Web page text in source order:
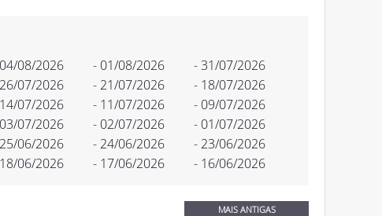
08/2026 - 01/08/2026
- 31/07/2026
07/2026 - 21/07/2026
- 18/07/2026
07/2026 - 11/07/2026
- 09/07/2026
07/2026 - 02/07/2026
- 01/07/2026
06/2026 - 24/06/2026
- 23/06/2026
06/2026 - 17/06/2026 - 16/06/2026
MAIS ANTIGAS